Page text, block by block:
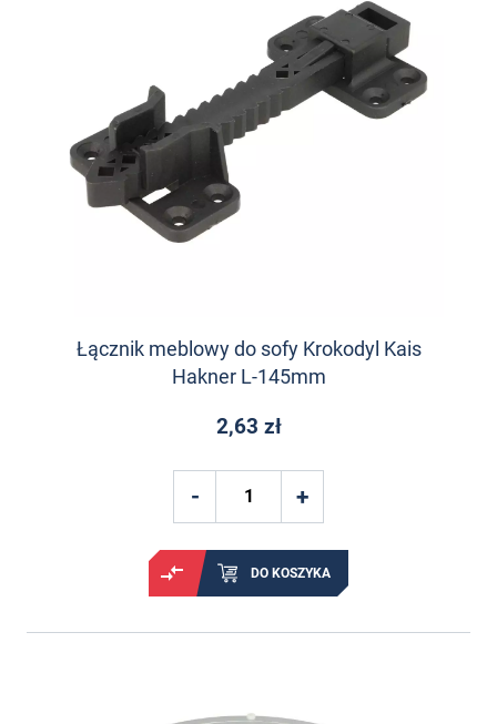
Łącznik meblowy do sofy Krokodyl Kais
Hakner L-145mm
2,63 zł
DO KOSZYKA